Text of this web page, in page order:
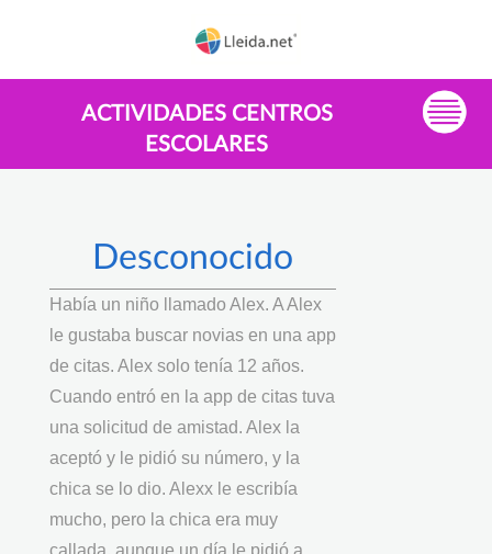
ACTIVIDADES CENTROS
ESCOLARES
Desconocido
Había un niño llamado Alex. A Alex
le gustaba buscar novias en una app
de citas. Alex solo tenía 12 años.
Cuando entró en la app de citas tuva
una solicitud de amistad. Alex la
aceptó y le pidió su número, y la
chica se lo dio. Alexx le escribía
mucho, pero la chica era muy